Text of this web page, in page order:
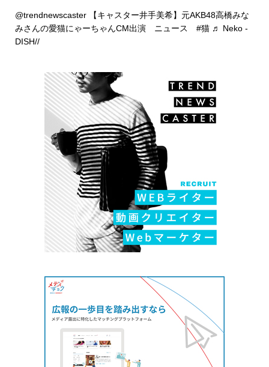
@trendnewscaster【キャスター井手美希】元AKB48高橋みな
みさんの愛猫にゃーちゃんCM出演 ニュース #猫 ♬ Neko -
DISH//